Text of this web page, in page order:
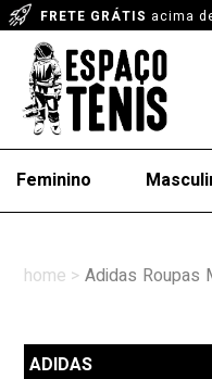
FRETE GRÁTIS acima
Feminino
Adidas Roupas
ADIDAS